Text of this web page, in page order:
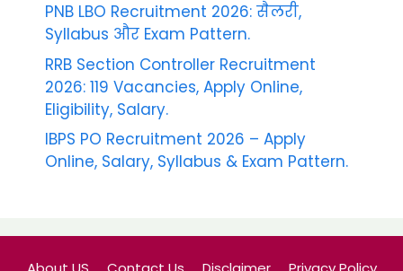
PNB LBO Recruitment 2026: सैलरी,
Syllabus और Exam Pattern.
RRB Section Controller Recruitment
2026: 119 Vacancies, Apply Online,
Eligibility, Salary.
IBPS PO Recruitment 2026 – Apply
Online, Salary, Syllabus & Exam Pattern.